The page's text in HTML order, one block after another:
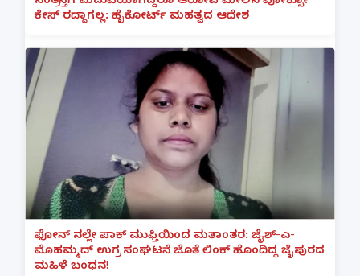
ಕೇಸ್ ರದ್ದಾಗಲ್ಲ: ಹೈಕೋರ್ಟ್ ಮಹತ್ವದ ಆದೇಶ
ಫೋನ್ ನಲ್ಲೇ ಪಾಕ್ ಮುಫ್ತಿಯಿಂದ ಮತಾಂತರ: ಜೈಶ್-ಎ-
ಮೊಹಮ್ಮದ್ ಉಗ್ರ ಸಂಘಟನೆ ಜೊತೆ ಲಿಂಕ್ ಹೊಂದಿದ್ದ ಜೈಪುರದ
ಮಹಿಳೆ ಬಂಧನ!